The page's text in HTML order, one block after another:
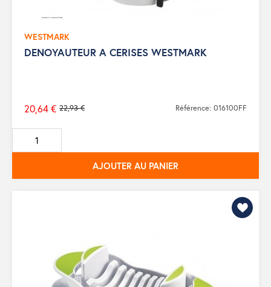
WESTMARK
DENOYAUTEUR A CERISES WESTMARK
Prix
de
base
22,93 €
20,64 € Référence: 016100FF
AJOUTER AU PANIER